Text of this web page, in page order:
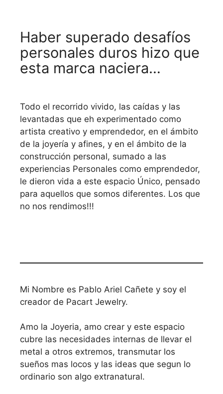
Haber superado desafíos
personales duros hizo que
esta marca naciera…
Todo el recorrido vivido, las caídas y las
levantadas que eh experimentado como
artista creativo y emprendedor, en el ámbito
de la joyería y afines, y en el ámbito de la
construcción personal, sumado a las
experiencias Personales como emprendedor,
le dieron vida a este espacio Único, pensado
para aquellos que somos diferentes. Los que
no nos rendimos!!!
Mi Nombre es Pablo Ariel Cañete y soy el
creador de Pacart Jewelry.
Amo la Joyeria, amo crear y este espacio
cubre las necesidades internas de llevar el
metal a otros extremos, transmutar los
sueños mas locos y las ideas que segun lo
ordinario son algo extranatural.